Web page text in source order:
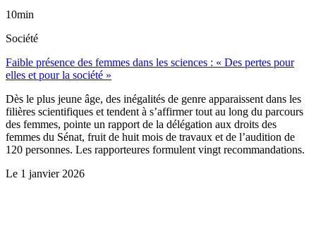
10min
Société
Faible présence des femmes dans les sciences : « Des pertes pour
elles et pour la société »
Dès le plus jeune âge, des inégalités de genre apparaissent dans les
filières scientifiques et tendent à s’affirmer tout au long du parcours
des femmes, pointe un rapport de la délégation aux droits des
femmes du Sénat, fruit de huit mois de travaux et de l’audition de
120 personnes. Les rapporteures formulent vingt recommandations.
Le 1 janvier 2026